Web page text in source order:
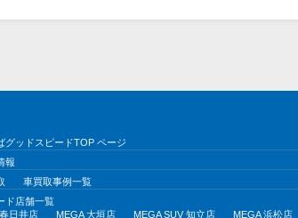
グッドスピードTOP ページ
報
車買取事例一覧
ド店舗一覧
日井店
MEGA 大垣店 MEGA SUV 知立店 MEGA 浜松店